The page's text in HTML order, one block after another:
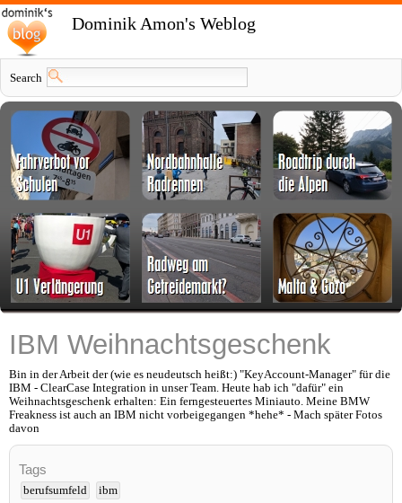
Dominik Amon's Weblog
Search
IBM Weihnachtsgeschenk
Bin in der Arbeit der (wie es neudeutsch heißt:) "KeyAccount-Manager" für die
IBM - ClearCase Integration in unser Team. Heute hab ich "dafür" ein
Weihnachtsgeschenk erhalten: Ein ferngesteuertes Miniauto. Meine BMW
Freakness ist auch an IBM nicht vorbeigegangen *hehe* - Mach später Fotos
davon
Tags
berufsumfeld ibm